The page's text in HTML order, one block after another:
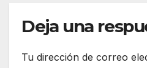
Deja una
Tu dirección de correo